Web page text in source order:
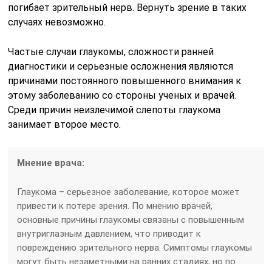
погибает зрительный нерв. Вернуть зрение в таких
случаях невозможно.
Частые случаи глаукомы, сложности ранней
диагностики и серьезные осложнения являются
причинами постоянного повышенного внимания к
этому заболеванию со стороны ученых и врачей.
Среди причин неизлечимой слепоты глаукома
занимает второе место.
Мнение врача:
Глаукома – серьезное заболевание, которое может
привести к потере зрения. По мнению врачей,
основные причины глаукомы связаны с повышенным
внутриглазным давлением, что приводит к
повреждению зрительного нерва. Симптомы глаукомы
могут быть незаметными на ранних стадиях, но по